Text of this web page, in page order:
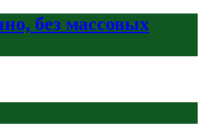
без массовых